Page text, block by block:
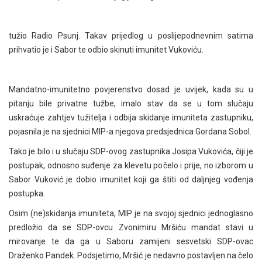
tužio Radio Psunj. Takav prijedlog u poslijepodnevnim satima
prihvatio je i Sabor te odbio skinuti imunitet Vukoviću.
Mandatno-imunitetno povjerenstvo dosad je uvijek, kada su u
pitanju bile privatne tužbe, imalo stav da se u tom slučaju
uskraćuje zahtjev tužitelja i odbija skidanje imuniteta zastupniku,
pojasnila je na sjednici MIP-a njegova predsjednica Gordana Sobol.
Tako je bilo i u slučaju SDP-ovog zastupnika Josipa Vukovića, čiji je
postupak, odnosno suđenje za klevetu počelo i prije, no izborom u
Sabor Vuković je dobio imunitet koji ga štiti od daljnjeg vođenja
postupka.
Osim (ne)skidanja imuniteta, MIP je na svojoj sjednici jednoglasno
predložio da se SDP-ovcu Zvonimiru Mršiću mandat stavi u
mirovanje te da ga u Saboru zamijeni sesvetski SDP-ovac
Draženko Pandek. Podsjetimo, Mršić je nedavno postavljen na čelo